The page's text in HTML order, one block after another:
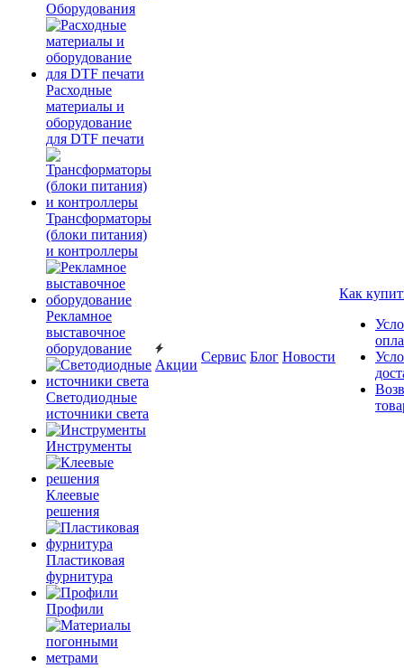
Оборудования
Расходные
материалы и
оборудование
для DTF печати
Трансформаторы
(блоки питания)
и контроллеры
Рекламное
выставочное
оборудование
Светодиодные
источники света
Инструменты
Клеевые
решения
Пластиковая
фурнитура
Профили
Акции
Сервис Блог Новости
Как